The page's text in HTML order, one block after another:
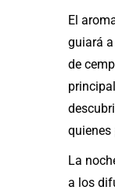
El
guiará
de
quienes
La
a los